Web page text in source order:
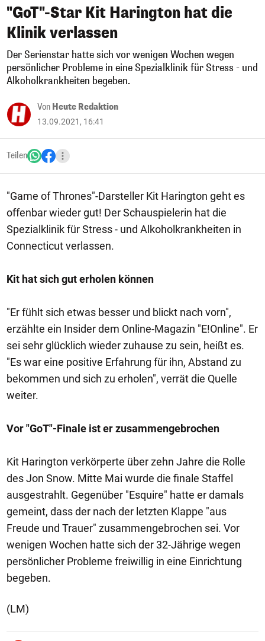
"GoT"-Star Kit Harington hat die
Klinik verlassen
Der Serienstar hatte sich vor wenigen Wochen wegen
persönlicher Probleme in eine Spezialklinik für Stress - und
Alkoholkrankheiten begeben.
Von Heute Redaktion
13.09.2021, 16:41
Teilen
"Game of Thrones"-Darsteller Kit Harington geht es
offenbar wieder gut! Der Schauspielerin hat die
Spezialklinik für Stress - und Alkoholkrankheiten in
Connecticut verlassen.
Kit hat sich gut erholen können
"Er fühlt sich etwas besser und blickt nach vorn",
erzählte ein Insider dem Online-Magazin "E!Online". Er
sei sehr glücklich wieder zuhause zu sein, heißt es.
"Es war eine positive Erfahrung für ihn, Abstand zu
bekommen und sich zu erholen", verrät die Quelle
weiter.
Vor "GoT"-Finale ist er zusammengebrochen
Kit Harington verkörperte über zehn Jahre die Rolle
des Jon Snow. Mitte Mai wurde die finale Staffel
ausgestrahlt. Gegenüber "Esquire" hatte er damals
gemeint, dass der nach der letzten Klappe "aus
Freude und Trauer" zusammengebrochen sei. Vor
wenigen Wochen hatte sich der 32-Jährige wegen
persönlicher Probleme freiwillig in eine Einrichtung
begeben.
(LM)